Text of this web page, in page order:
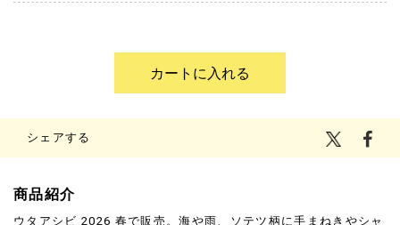
シェアする
商品紹介
ウタアシビ 2026 春で販売。海や雨、ソテツ柄に手まねきやシャ